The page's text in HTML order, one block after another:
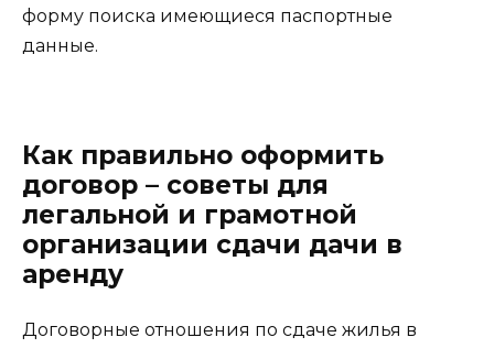
форму поиска имеющиеся паспортные
данные.
Как правильно оформить
договор – советы для
легальной и грамотной
организации сдачи дачи в
аренду
Договорные отношения по сдаче жилья в